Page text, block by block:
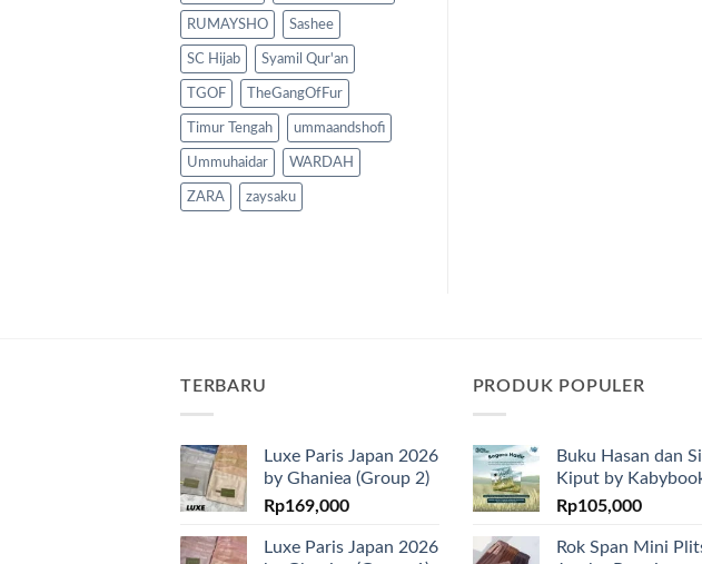
RUMAYSHO Sashee
SC Hijab Syamil Qur'an
TGOF TheGangOfFur
Timur Tengah ummaandshofi
Ummuhaidar WARDAH
ZARA zaysaku
TERBARU
Luxe Paris Japan 2026
by Ghaniea (Group 2)
Rp169,000
Luxe Paris Japan 2026
PRODUK POPULER
Buku Hasan dan Si
Kiput by
Rp105,000
Rok Span Mini